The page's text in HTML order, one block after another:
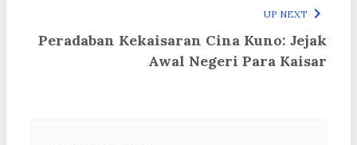
UP NEXT
Peradaban Kekaisaran Cina Kuno: Jejak
Awal Negeri Para Kaisar